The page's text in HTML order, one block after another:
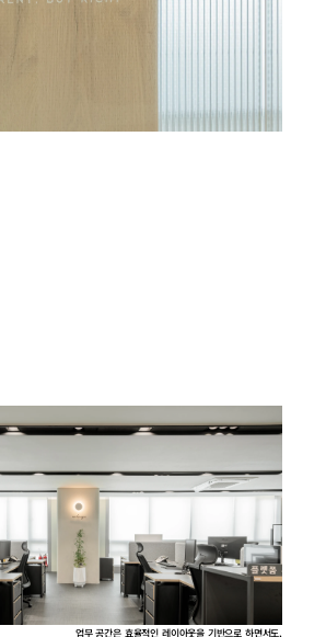
업무 공간은 효율적인 레이아웃을 기반으로 하면서도,